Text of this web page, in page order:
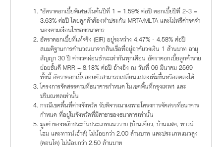
*อัตราดอกเบี้ยพิเศษเริ่มต้นปีที่ 1 = 1.59% ต่อปี ดอกเบี้ยปีที่ 2-3 =
3.63% ต่อปี โดยลูกค้าต้องทำประกัน MRTA/MLTA และไม่ฟรีค่าจดจำ
นองตามเงื่อนไขของธนาคาร
อัตราดอกเบี้ยที่แท้จริง (EIR) อยู่ระหว่าง 4.47% - 4.58% ต่อปี
สมมติฐานการคำนวณมาจากสินเชื่อที่อยู่อาศัยวงเงิน 1 ล้านบาท อายุ
สัญญา 30 ปี ค่างวดผ่อนชำระเท่ากันทุกเดือน อัตราดอกเบี้ยลูกค้าราย
ย่อยชั้นดี MRR = 8.18% ต่อปี อ้างอิง ณ วันที่ 06 มีนาคม 2569
ทั้งนี้ อัตราดอกเบี้ยลอยตัวสามารถเปลี่ยนแปลงเพิ่มขึ้นหรือลดลงได้
โครงการจัดสรรตามที่ธนาคารกำหนด ในเขตพื้นที่กรุงเทพฯ และ
ปริมณฑลเท่านั้น
กรณีเขตพื้นที่ต่างจังหวัด รับพิจารณาเฉพาะโครงการจัดสรรที่ธนาคาร
กำหนด ที่อยู่ในจังหวัดที่มีสาขาของธนาคารเท่านั้น
มูลค่าของหลักประกันประเภทแนวราบ (บ้านเดี่ยว, บ้านแฝด, ทาวน์
โฮม และทาวน์เฮ้าส์) ไม่น้อยกว่า 2.00 ล้านบาท และประเภทแนวสูง
(คอนโด) ไม่น้อยกว่า 2.50 ล้านบาท